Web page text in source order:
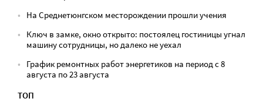
На Среднетюнгском месторождении прошли учения
Ключ в замке, окно открыто: постоялец гостиницы угнал
машину сотрудницы, но далеко не уехал
График ремонтных работ энергетиков на период с 8
августа по 23 августа
ТОП